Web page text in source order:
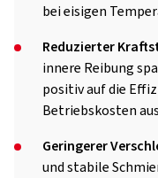
bei eisigen
Reduzierter
innere Reibung
positiv auf die
Betriebskosten
Geringerer
und stabile